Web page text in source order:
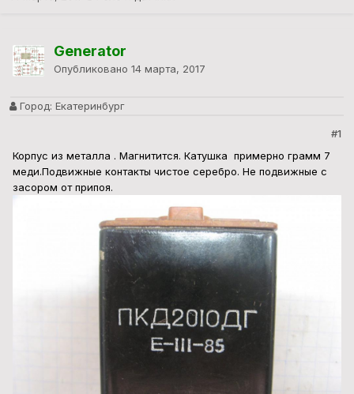
Generator
Опубликовано 14 марта, 2017
Город: Екатеринбург
#1
Корпус из металла . Магнитится. Катушка примерно грамм 7
меди.Подвижные контакты чистое серебро. Не подвижные с
засором от припоя.